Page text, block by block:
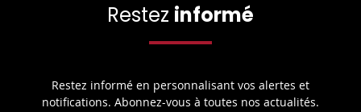
Restez informé
Restez informé en personnalisant vos alertes et
notifications. Abonnez-vous à toutes nos actualités.